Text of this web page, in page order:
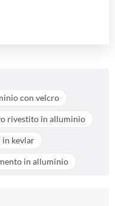
con velcro
rivestito in alluminio
in kevlar
in alluminio